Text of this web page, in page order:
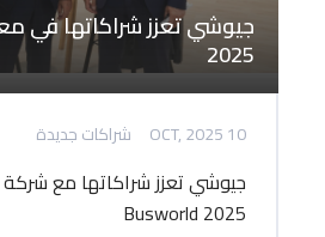
2025
10 OCT, 2025 شراكات جديدة
Busworld 2025